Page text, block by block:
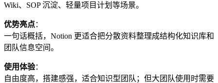
Wiki、SOP 沉淀、轻量项目计划等场景。
优势亮点：
一句话概括，Notion 更适合把分散资料整理成结构化知识库和
团队信息空间。
使用体验：
自由度高，搭建感强，适合知识型团队；但大团队使用时需要